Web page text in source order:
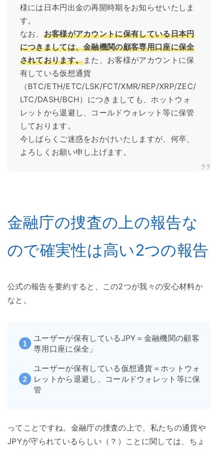
様には日本円出金の再開時期をお知らせいたしま
す。
なお、 お客様がアカウントに保有している日本円
につきましては、金融機関の顧客専用口座に保全
されております。また、お客様がアカウントに保
有している仮想通貨
（BTC/ETH/ETC/LSK/FCT/XMR/REP/XRP/ZEC/
LTC/DASH/BCH）につきましても、ホットウォ
レットから退避し、コールドウォレット等に保管
しております。
今しばらくご迷惑をおかけいたしますが、何卒、
よろしくお願い申し上げます。
金融庁の捜査の上の報告な
ので確実性は高い2つの報告
公式の報告を要約すると、この2つが我々の安心材料か
なと。
ユーザーが保有しているJPY＝金融機関の顧客
専用口座に保全」
ユーザーが保有している仮想通貨＝ホットウォ
レットから退避し、コールドウォレット等に保
管
ってことですね。金融庁の捜査の上で、私たちの通貨や
JPYが守られているらしい（？）ことに関しては、ちょ